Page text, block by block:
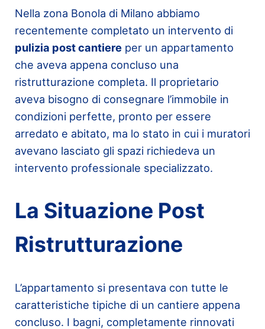
Nella zona Bonola di Milano abbiamo
recentemente completato un intervento di
pulizia post cantiere per un appartamento
che aveva appena concluso una
ristrutturazione completa. Il proprietario
aveva bisogno di consegnare l’immobile in
condizioni perfette, pronto per essere
arredato e abitato, ma lo stato in cui i muratori
avevano lasciato gli spazi richiedeva un
intervento professionale specializzato.
La Situazione Post
Ristrutturazione
L’appartamento si presentava con tutte le
caratteristiche tipiche di un cantiere appena
concluso. I bagni, completamente rinnovati